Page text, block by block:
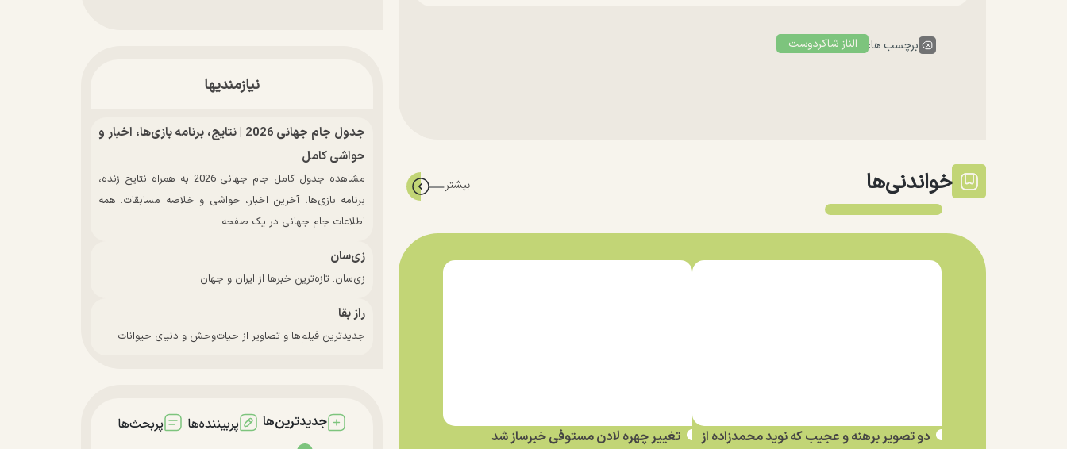
برچسب ها: الناز شاکردوست
خواندنی‌ها
دو تصویر برهنه و عجیب که نوید محمدزاده از
تغییر چهره لادن مستوفی خبرساز شد
نیازمندیها
جدول جام جهانی 2026 | نتایج، برنامه بازی‌ها، اخبار و
حواشی کامل
مشاهده جدول کامل جام جهانی 2026 به همراه نتایج زنده،
برنامه بازی‌ها، آخرین اخبار، حواشی و خلاصه مسابقات. همه
اطلاعات جام جهانی در یک صفحه.
زی‌سان
زی‌سان: تازه‌ترین خبرها از ایران و جهان
راز بقا
جدیدترین فیلم‌ها و تصاویر از حیات‌وحش و دنیای حیوانات
جدیدترین‌ها پربیننده‌ها پربحث‌ها